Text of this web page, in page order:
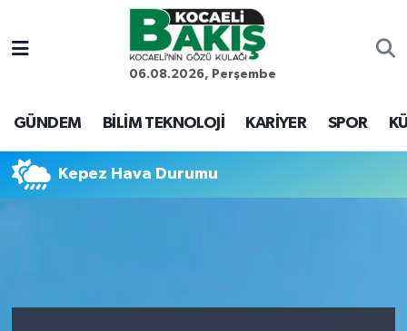
06.08.2026, Perşembe
GÜNDEM BİLİM TEKNOLOJİ KARİYER SPOR
Kepez Hava Durumu
Kocaeli Nöbetçi Eczaneler
Kocaeli Hava Durumu